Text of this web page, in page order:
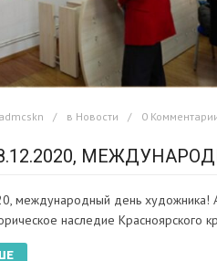
admcskn в Новости 0
международный день художника!
наследие Красноярского